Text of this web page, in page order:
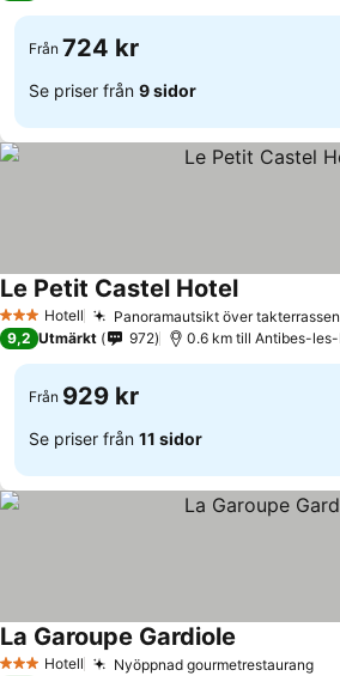
Från 724 kr
Se priser från 9 sidor
3 StjärnorHotell Panoramautsikt över
Le Petit Castel Hotel
9,2 Utmärkt 972 0.6 km till Antibes-
Från 929 kr
Se priser från 11 sidor
3 StjärnorHotell Nyöppnad gourmetrestaurang
La Garoupe Gardiole